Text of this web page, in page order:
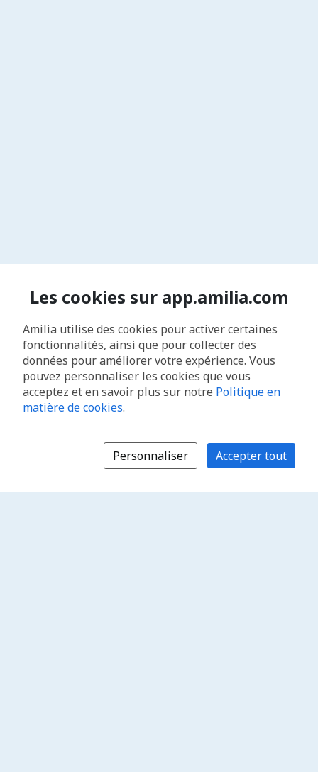
Les cookies sur app.amilia.com
Amilia utilise des cookies pour activer certaines
fonctionnalités, ainsi que pour collecter des
données pour améliorer votre expérience. Vous
pouvez personnaliser les cookies que vous
acceptez et en savoir plus sur notre Politique en
matière de cookies.
Personnaliser Accepter tout